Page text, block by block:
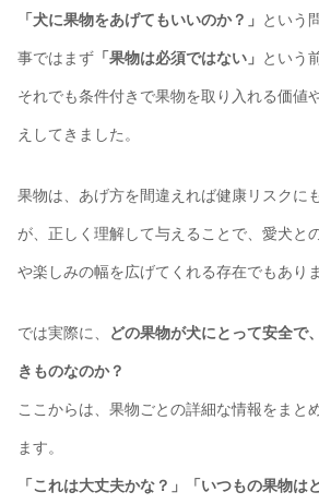
「犬に果物をあげてもいいのか？」 という
事ではまず 「果物は必須ではない」 という
それでも条件付きで果物を取り入れる価値
えしてきました。
果物は、あげ方を間違えれば健康リスクに
が、正しく理解して与えることで、愛犬と
や楽しみの幅を広げてくれる存在でもありま
では実際に、 どの果物が犬にとって安全で
きものなのか？
ここからは、果物ごとの詳細な情報をまと
ます。
「これは大丈夫かな？」「いつもの果物